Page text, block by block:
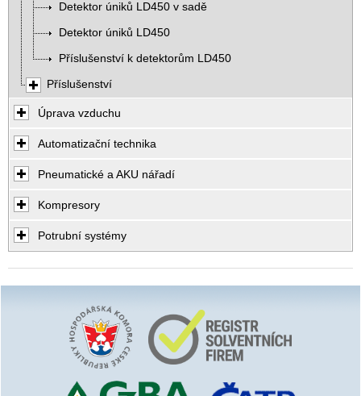
Detektor úniků LD450 v sadě
Detektor úniků LD450
Příslušenství k detektorům LD450
Příslušenství
Úprava vzduchu
Automatizační technika
Pneumatické a AKU nářadí
Kompresory
Potrubní systémy